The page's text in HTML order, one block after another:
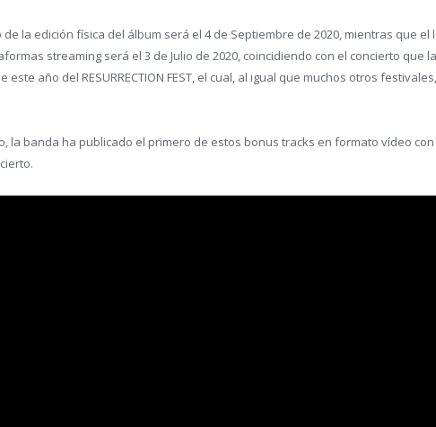
de la edición física del álbum será el 4 de Septiembre de 2020, mientras que
streaming será el 3 de Julio de 2020, coincidiendo con el concierto que
este año del RESURRECTION FEST, el cual, al igual que muchos otros
la banda ha publicado el primero de estos bonus tracks en formato vídeo